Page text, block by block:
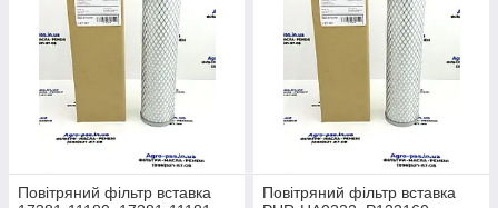
Повітряний фільтр вставка
Повітряний фільтр вставка